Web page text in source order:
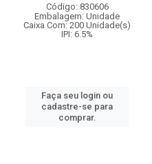
Código: 830606
Embalagem: Unidade
Caixa Com: 200 Unidade(s)
IPI: 6.5%
Faça seu login ou
cadastre-se para
comprar.